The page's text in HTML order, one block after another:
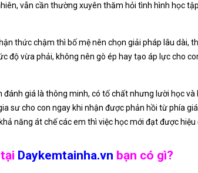
vẫn cần thường xuyên thăm hỏi tình hình học
thức chậm thì bố mệ nên chọn giải pháp lâu dài,
độ vừa phải, không nên gò ép hay tạo áp lực cho
đánh giá là thông minh, có tố chất nhưng lười học
sư cho con ngay khi nhận được phản hồi từ phía
năng át chế các em thì việc học mới đạt được
Daykemtainha.vn bạn có gì?